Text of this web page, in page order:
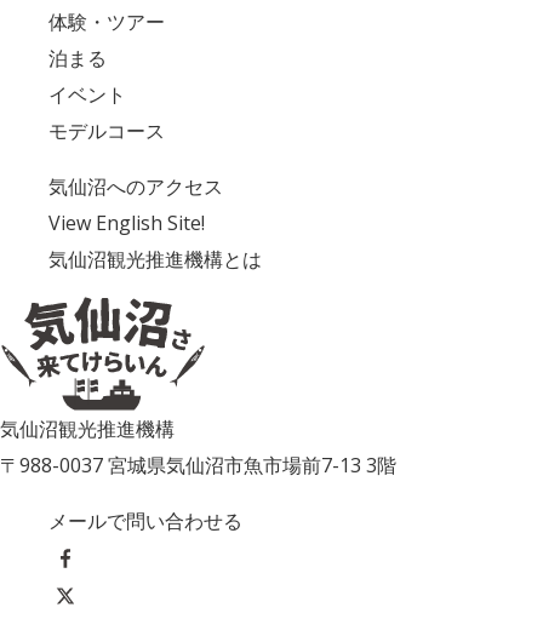
体験・ツアー
泊まる
イベント
モデルコース
気仙沼へのアクセス
View English Site!
気仙沼観光推進機構とは
気仙沼観光推進機構
〒988-0037 宮城県気仙沼市魚市場前7-13 3階
メールで問い合わせる